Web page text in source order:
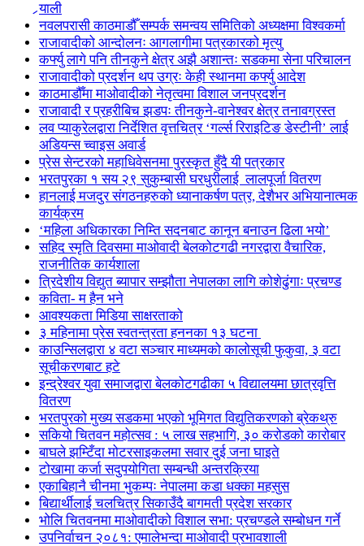
र्‍याली
नवलपरासी काठमाडौँ सम्पर्क समन्वय समितिको अध्यक्षमा विश्वकर्मा
राजावादीको आन्दोलनः आगलागीमा पत्रकारको मृत्यु
कर्फ्यु लागे पनि तीनकुने क्षेत्र अझै अशान्तः सडकमा सेना परिचालन
राजावादीको प्रदर्शन थप उग्रः केही स्थानमा कर्फ्यु आदेश
काठमाडौँमा माओवादीको नेतृत्वमा विशाल जनप्रदर्शन
राजावादी र प्रहरीबिच झडपः तीनकुने-वानेश्वर क्षेत्र तनावग्रस्त
लव प्याकुरेलद्वारा निर्देशित वृत्तचित्र ‘गर्ल्स रिराइटिङ डेस्टीनी’ लाई
अडियन्स च्वाइस अवार्ड
प्रेस सेन्टरको महाधिवेसनमा पुरस्कृत हुँदै यी पत्रकार
भरतपुरका १ सय २९ सुकुम्बासी घरधुरीलाई लालपूर्जा वितरण
हानलाई मजदुर संगठनहरुको ध्यानाकर्षण पत्र, देशैभर अभियानात्मक
कार्यक्रम
‘महिला अधिकारका निम्ति सदनबाट कानून बनाउन ढिला भयो’
सहिद स्मृति दिवसमा माओवादी बेलकोटगढी नगरद्वारा वैचारिक,
राजनीतिक कार्यशाला
त्रिदेशीय विद्युत ब्यापार सम्झौता नेपालका लागि कोशेढुंगाः प्रचण्ड
कविता- म हैन भने
आवश्यकता मिडिया साक्षरताको
३ महिनामा प्रेस स्वतन्त्रता हननका १३ घटना
काउन्सिलद्वारा ४ वटा सञ्चार माध्यमको कालोसूची फुकुवा, ३ वटा
सूचीकरणबाट हटे
इन्द्रेश्वर युवा समाजद्वारा बेलकोटगढीका ५ विद्यालयमा छात्रवृत्ति
वितरण
भरतपुरको मुख्य सडकमा भएको भूमिगत विद्युतिकरणको ब्रेकथ्रु
सकियो चितवन महोत्सव : ५ लाख सहभागि, ३० करोडको कारोबार
बाघले झम्टिँदा मोटरसाइकलमा सवार दुई जना घाइते
टोखामा कर्जा सदुपयोगिता सम्बन्धी अन्तरक्रिया
एकाबिहानै चीनमा भुकम्पः नेपालमा कडा धक्का महसुस
बिद्यार्थीलाई चलचित्र सिकाउँदै बागमती प्रदेश सरकार
भोलि चितवनमा माओवादीको विशाल सभा: प्रचण्डले सम्बोधन गर्ने
उपनिर्वाचन २०८१: एमालेभन्दा माओवादी प्रभावशाली